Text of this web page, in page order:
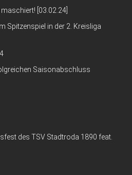
[03.02.24]
Spitzenspiel in der 2. Kreisliga
Saisonabschluss
des TSV Stadtroda 1890 feat.